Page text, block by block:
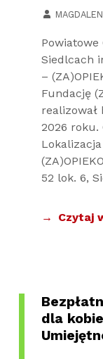
Siedlcach
–
Fundację
2026 roku.
52 lok. 6,
Czytaj
dla